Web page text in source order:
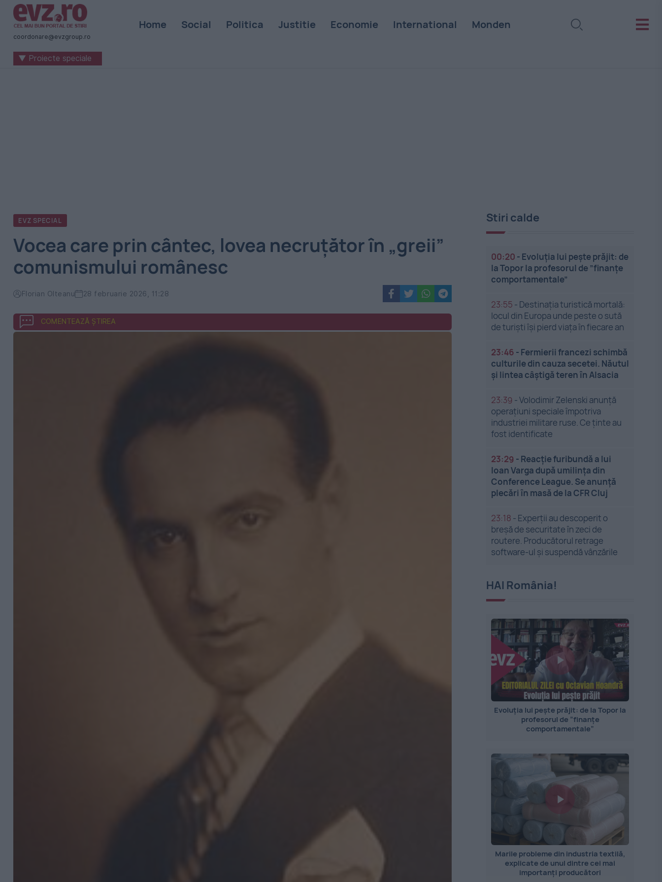
Știri
naționale
internaționale
coordonare@evzgroup.ro
Home Social Politica Justitie Economie International Monden
▼ Proiecte speciale
EVZ SPECIAL
Vocea care prin cântec, lovea necruțător în „greii”
comunismului românesc
Florian Olteanu 28 februarie 2026, 11:28
COMENTEAZĂ ȘTIREA
Stiri calde
00:20 - Evoluția lui pește prăjit: de
la Topor la profesorul de ”finanțe
comportamentale”
23:55 - Destinația turistică mortală:
locul din Europa unde peste o sută
de turiști își pierd viața în fiecare an
23:46 - Fermierii francezi schimbă
culturile din cauza secetei. Năutul
și lintea câștigă teren în Alsacia
23:39 -Volodimir Zelenski anunță
operațiuni speciale împotriva
industriei militare ruse. Ce ținte au
fost identificate
23:29 - Reacție furibundă a lui
Ioan Varga după umilința din
Conference League. Se anunță
plecări în masă de la CFR Cluj
23:18 - Experții au descoperit o
breșă de securitate în zeci de
routere. Producătorul retrage
software-ul și suspendă vânzările
HAI România!
Evoluția lui pește prăjit: de la Topor la
profesorul de ”finanțe
comportamentale”
Marile probleme din industria textilă,
explicate de unul dintre cei mai
importanți producători